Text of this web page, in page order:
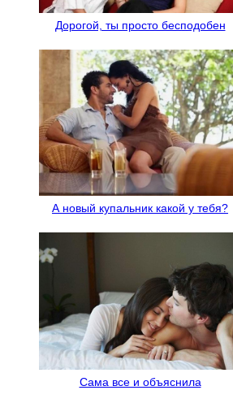
Дорогой, ты просто бесподобен
А новый купальник какой у тебя?
Сама все и объяснила